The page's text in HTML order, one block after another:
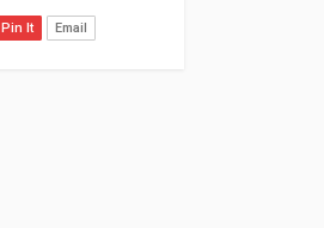
Pin It Email